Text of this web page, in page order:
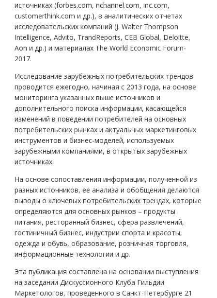
источниках (forbes.com, nchannel.com, inc.com,
customerthink.com и др.), в аналитических отчетах
исследовательских компаний (J. Walter Thompson
Intelligence, Advito, TrandReports, CEB Global, Deloitte,
Аоn и др.) и материалах The World Economic Forum-
2017.
Исследование зарубежных потребительских трендов
проводится ежегодно, начиная с 2013 года, на основе
мониторинга указанных выше источников и
дополнительного поиска информации, касающейся
изменений в поведении потребителей на основных
потребительских рынках и актуальных маркетинговых
инструментов и бизнес-моделей, используемых
зарубежными компаниями, в открытых зарубежных
источниках.
На основе сопоставления информации, полученной из
разных источников, ее анализа и обобщения делаются
выводы о ключевых потребительских трендах, которые
определяются для основных рынков – продукты
питания, ресторанный бизнес, сфера развлечений,
гостиничный бизнес, индустрии спорта и красоты,
одежда и обувь, образование, розничная торговля,
информационные технологии и др.
Эта публикация составлена на основании выступления
на заседании Дискуссионного Клуба Гильдии
Маркетологов, проведенного в Санкт-Петербурге 21